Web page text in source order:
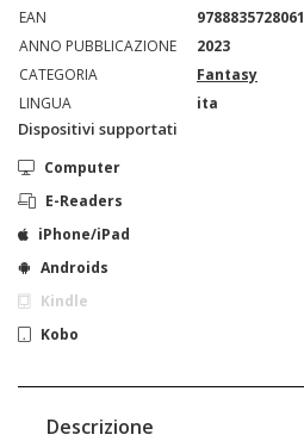
EAN
9788835728061
ANNO PUBBLICAZIONE
2023
CATEGORIA
Fantasy
LINGUA
ita
Dispositivi supportati
Computer
E-Readers
iPhone/iPad
Androids
Kindle
Kobo
Descrizione